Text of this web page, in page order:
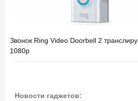
Звонок Ring Video Doorbell 2
1080p
Новости гаджетов: